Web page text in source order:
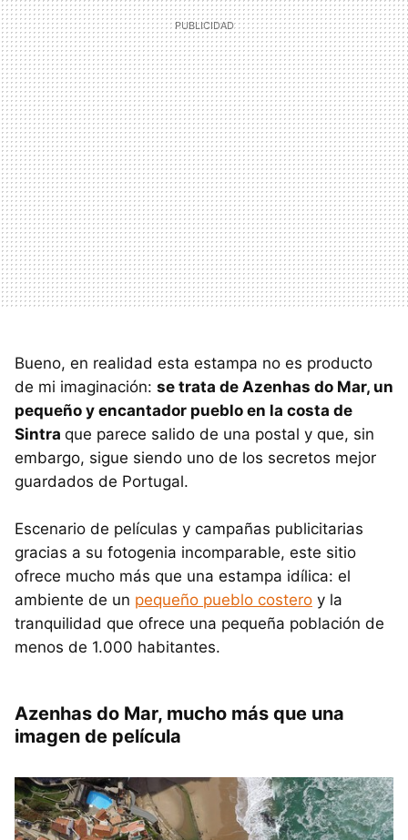
Bueno, en realidad esta estampa no es producto
de mi imaginación: se trata de Azenhas do Mar, un
pequeño y encantador pueblo en la costa de
Sintra que parece salido de una postal y que, sin
embargo, sigue siendo uno de los secretos mejor
guardados de Portugal.
Escenario de películas y campañas publicitarias
gracias a su fotogenia incomparable, este sitio
ofrece mucho más que una estampa idílica: el
ambiente de un pequeño pueblo costero y la
tranquilidad que ofrece una pequeña población de
menos de 1.000 habitantes.
Azenhas do Mar, mucho más que una
imagen de película